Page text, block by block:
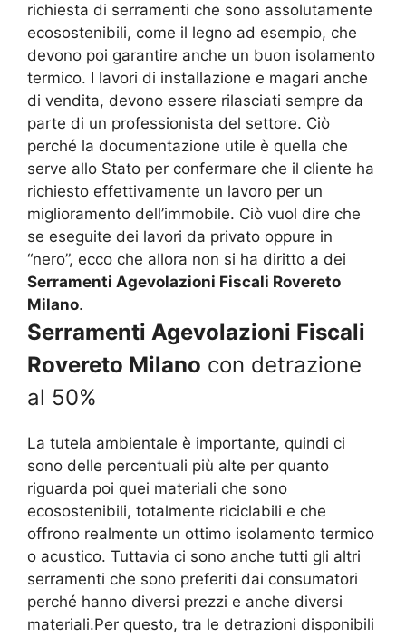
richiesta di serramenti che sono assolutamente
ecosostenibili, come il legno ad esempio, che
devono poi garantire anche un buon isolamento
termico. I lavori di installazione e magari anche
di vendita, devono essere rilasciati sempre da
parte di un professionista del settore. Ciò
perché la documentazione utile è quella che
serve allo Stato per confermare che il cliente ha
richiesto effettivamente un lavoro per un
miglioramento dell’immobile. Ciò vuol dire che
se eseguite dei lavori da privato oppure in
“nero”, ecco che allora non si ha diritto a dei
Serramenti Agevolazioni Fiscali Rovereto
Milano.
Serramenti Agevolazioni Fiscali
Rovereto Milano con detrazione
al 50%
La tutela ambientale è importante, quindi ci
sono delle percentuali più alte per quanto
riguarda poi quei materiali che sono
ecosostenibili, totalmente riciclabili e che
offrono realmente un ottimo isolamento termico
o acustico. Tuttavia ci sono anche tutti gli altri
serramenti che sono preferiti dai consumatori
perché hanno diversi prezzi e anche diversi
materiali.Per questo, tra le detrazioni disponibili